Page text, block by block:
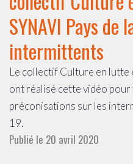
SYNAVI Pays de
intermittents
Le collectif Culture en lutte
ont réalisé cette vidéo
préconisations sur les
19.
Publié le 20 avril 2020